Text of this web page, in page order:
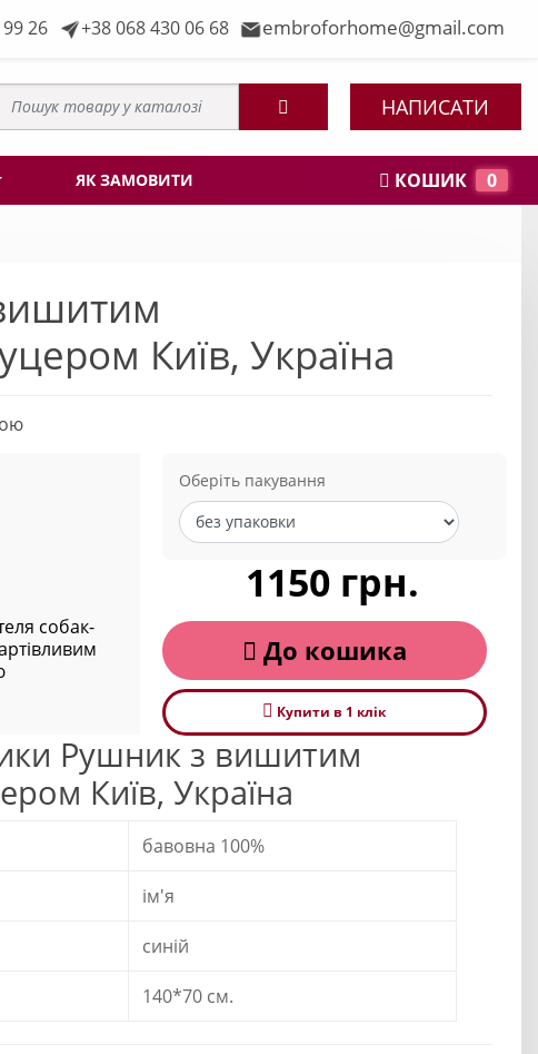
26 +38 068 430 06 68 embroforhome@gmail.com
НАПИСАТИ
ЯК ЗАМОВИТИ КОШИК 0
Київ, Україна
собак-
Оберіть пакування
1150 грн.
До кошика
Купити в 1 клiк
Рушник з вишитим
Київ, Україна
бавовна 100%
ім'я
синій
140*70 см.